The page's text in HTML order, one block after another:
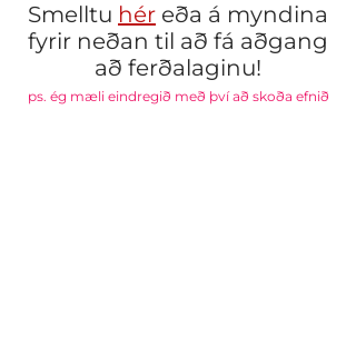
Smelltu hér eða á myndina
fyrir neðan til að fá aðgang
að ferðalaginu!
ps. ég mæli eindregið með því að skoða efnið